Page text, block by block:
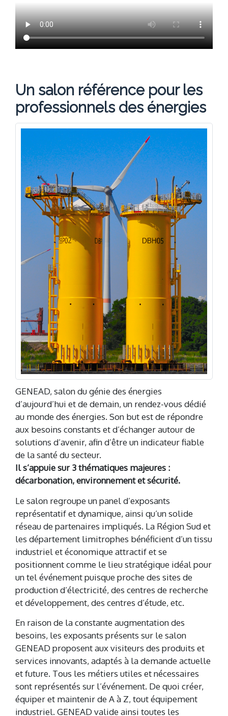
Un salon référence pour les
professionnels des énergies
GENEAD, salon du génie des énergies
d’aujourd’hui et de demain, un rendez-vous dédié
au monde des énergies. Son but est de répondre
aux besoins constants et d’échanger autour de
solutions d’avenir, afin d’être un indicateur fiable
de la santé du secteur.
Il s’appuie sur 3 thématiques majeures :
décarbonation, environnement et sécurité.
Le salon regroupe un panel d’exposants
représentatif et dynamique, ainsi qu’un solide
réseau de partenaires impliqués. La Région Sud et
les département limitrophes bénéficient d’un tissu
industriel et économique attractif et se
positionnent comme le lieu stratégique idéal pour
un tel événement puisque proche des sites de
production d’électricité, des centres de recherche
et développement, des centres d’étude, etc.
En raison de la constante augmentation des
besoins, les exposants présents sur le salon
GENEAD proposent aux visiteurs des produits et
services innovants, adaptés à la demande actuelle
et future. Tous les métiers utiles et nécessaires
sont représentés sur l’événement. De quoi créer,
équiper et maintenir de A à Z, tout équipement
industriel. GENEAD valide ainsi toutes les